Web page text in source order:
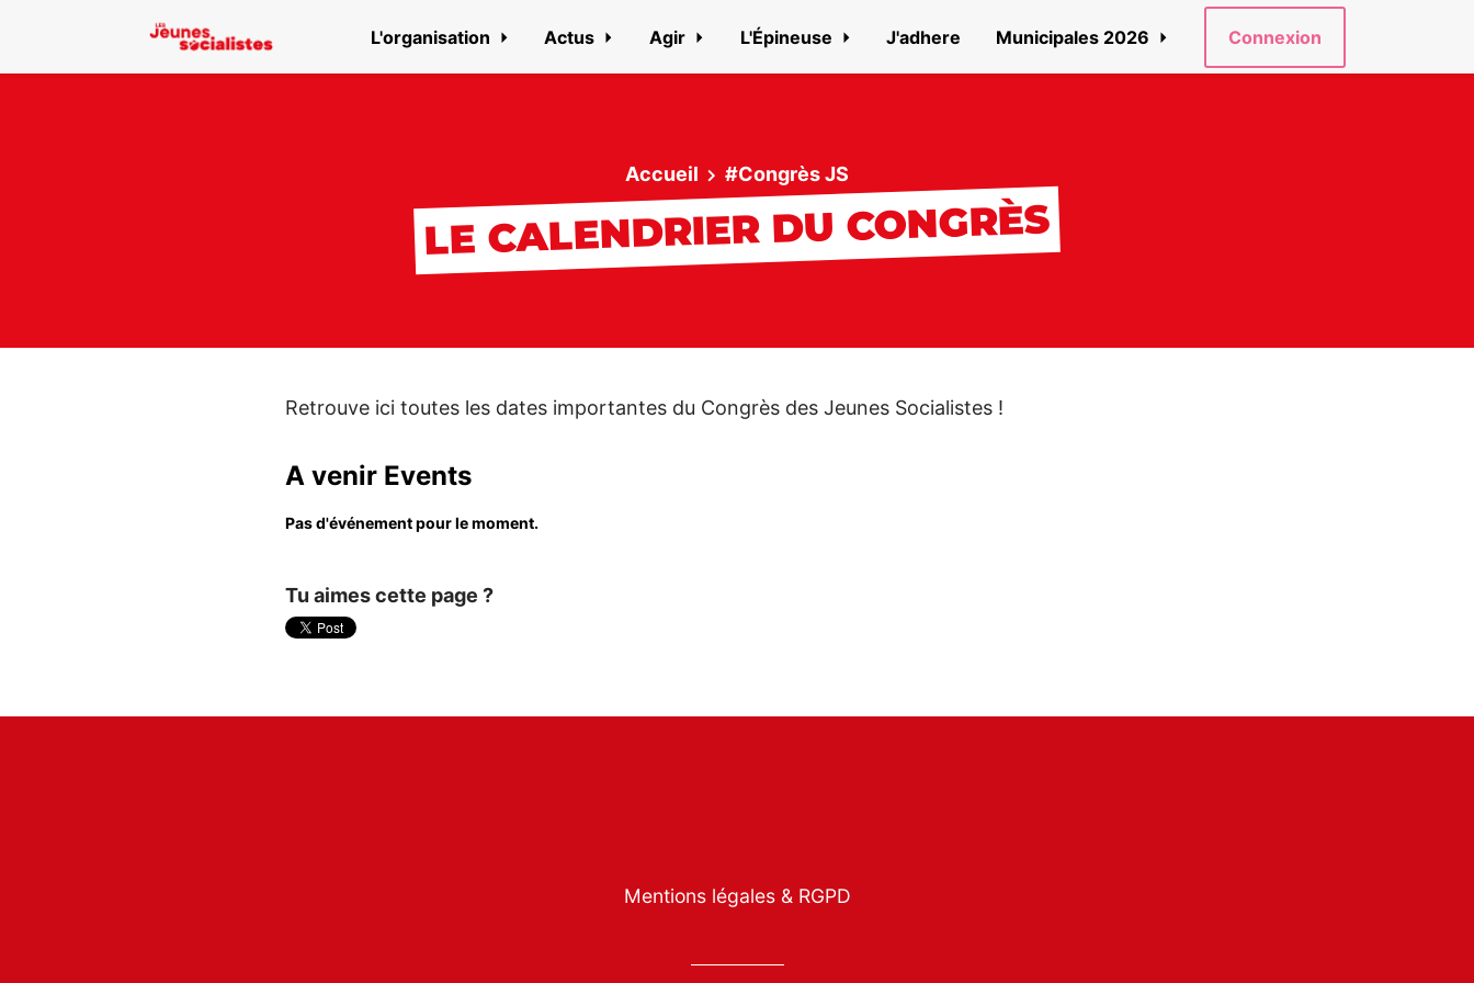
L'organisation Actus Agir L'Épineuse J'adhere Municipales 2026 Connexion
Accueil #Congrès JS
LE CALENDRIER DU CONGRÈS
Retrouve ici toutes les dates importantes du Congrès des Jeunes Socialistes !
A venir Events
Pas d'événement pour le moment.
Tu aimes cette page ?
Mentions légales & RGPD